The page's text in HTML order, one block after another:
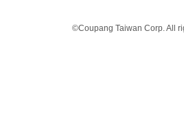
©Coupang Taiwan Corp. All